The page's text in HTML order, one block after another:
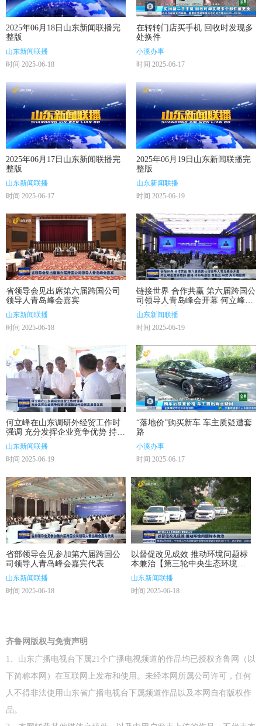
2025年06月18日山东新闻联播完
整版
山东新闻联播
时间 2025-06-18
在转转门店买手机 回收时发现多
处换件
小溪办事
时间 2025-06-17
2025年06月17日山东新闻联播完
整版
山东新闻联播
时间 2025-06-17
2025年06月19日山东新闻联播完
整版
山东新闻联播
时间 2025-06-19
省领导会见出席第六届跨国公司
领导人青岛峰会嘉宾
山东新闻联播
时间 2025-06-18
链接世界 合作共赢 第六届跨国公
司领导人青岛峰会开幕 何立峰出
席并致辞 康格 阿布埃奈因 贾兹
兰 林武 周乃翔出席
山东新闻联播
时间 2025-06-19
何立峰在山东调研外经贸工作时
强调 充分发挥企业竞争优势 持续
推动外经贸高质量发展
山东新闻联播
时间 2025-06-19
“落地价”购买新车 车主质疑遭套
路
小溪办事
时间 2025-06-17
省部领导会见参加第六届跨国公
司领导人青岛峰会嘉宾代表
山东新闻联播
时间 2025-06-18
以督促改见成效 推动环境问题标
本兼治【第三轮中央生态环境保
护督察在山东】
山东新闻联播
时间 2025-06-18
齐鲁网版权与免责声明
1、山东广播电视台下属21个广播电视频道的作品均已授权齐鲁网（以
下简称本网）在互联网上发布和使用。未经本网所属公司许可，任何
人不得非法使用山东省广播电视台下属频道作品以及本网自有版权作
品。